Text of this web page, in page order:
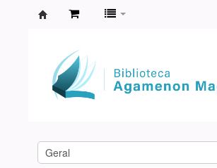
Agamenon
Magalhães